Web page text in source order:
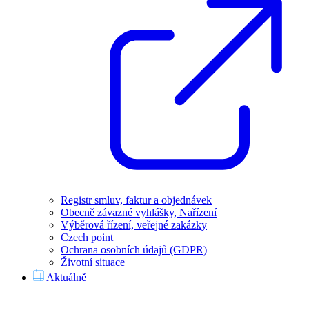
Registr smluv, faktur a objednávek
Obecně závazné vyhlášky, Nařízení
Výběrová řízení, veřejné zakázky
Czech point
Ochrana osobních údajů (GDPR)
Životní situace
Aktuálně